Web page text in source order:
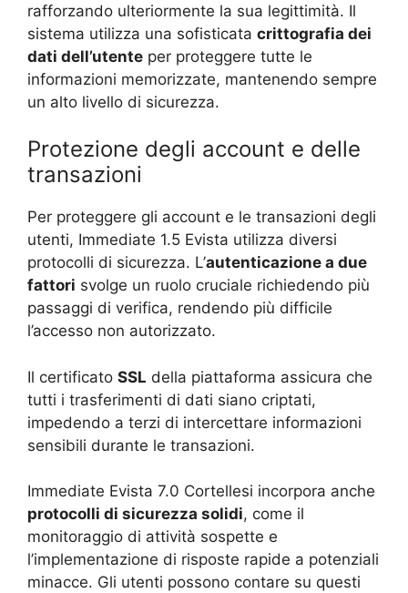
rafforzando ulteriormente la sua legittimità. Il
sistema utilizza una sofisticata crittografia dei
dati dell’utente per proteggere tutte le
informazioni memorizzate, mantenendo sempre
un alto livello di sicurezza.
Protezione degli account e delle
transazioni
Per proteggere gli account e le transazioni degli
utenti, Immediate 1.5 Evista utilizza diversi
protocolli di sicurezza. L’autenticazione a due
fattori svolge un ruolo cruciale richiedendo più
passaggi di verifica, rendendo più difficile
l’accesso non autorizzato.
Il certificato SSL della piattaforma assicura che
tutti i trasferimenti di dati siano criptati,
impedendo a terzi di intercettare informazioni
sensibili durante le transazioni.
Immediate Evista 7.0 Cortellesi incorpora anche
protocolli di sicurezza solidi, come il
monitoraggio di attività sospette e
l’implementazione di risposte rapide a potenziali
minacce. Gli utenti possono contare su questi